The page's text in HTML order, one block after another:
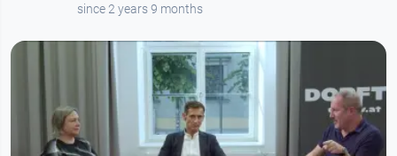
since 2 years 9 months